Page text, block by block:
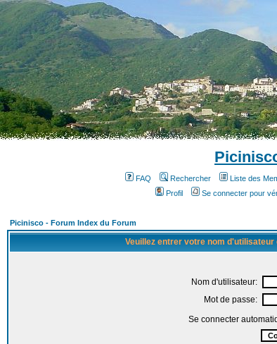
FAQ Rechercher Liste des
Profil
Se connecter pour
Picinisco - Forum Index du Forum
Veuillez entrer votre nom
Nom d'utilisateur:
Mot de passe:
Se connecter